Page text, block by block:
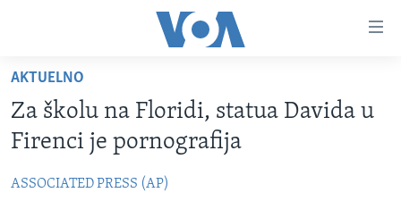
glavni
sadržaj
Pređi
na
glavnu
TV PROGRAM
FOTOGRAFIJE DANA
VIJESTI
AKTUELNO
Za školu na Floridi, statua Davida u
Firenci je pornografija
ASSOCIATED PRESS (AP)